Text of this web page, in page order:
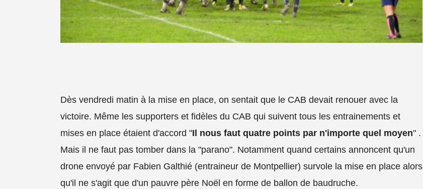
Dès vendredi matin à la mise en place, on sentait que le CAB devait renouer avec la
victoire. Même les supporters et fidèles du CAB qui suivent tous les entrainements et
mises en place étaient d'accord "Il nous faut quatre points par n'importe quel moyen" .
Mais il ne faut pas tomber dans la "parano". Notamment quand certains annoncent qu'un
drone envoyé par Fabien Galthié (entraineur de Montpellier) survole la mise en place alors
qu'il ne s'agit que d'un pauvre père Noël en forme de ballon de baudruche.